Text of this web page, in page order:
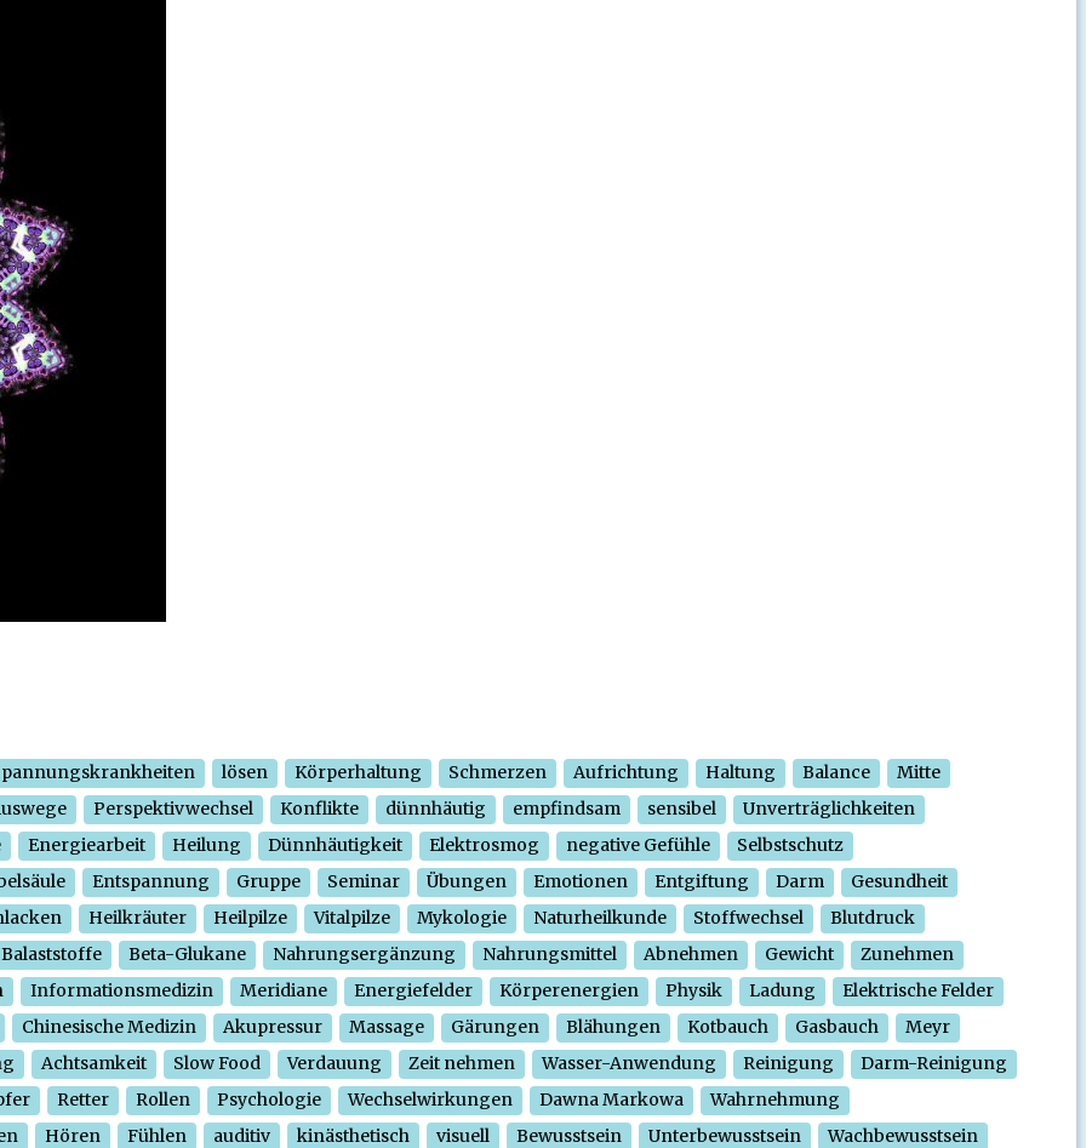
lösen Körperhaltung Schmerzen Aufrichtung Haltung Balance
Mitte
Perspektivwechsel Konflikte dünnhäutig empfindsam sensibel
Unverträglichkeiten
Energiearbeit Heilung Dünnhäutigkeit Elektrosmog negative Gefühle
Selbstschutz
Entspannung Gruppe Seminar Übungen Emotionen Entgiftung Darm
Gesundheit
Heilkräuter Heilpilze Vitalpilze Mykologie Naturheilkunde Stoffwechsel
Blutdruck
Balaststoffe
Beta-Glukane Nahrungsergänzung Nahrungsmittel Abnehmen Gewicht
Zunehmen
Informationsmedizin Meridiane Energiefelder Körperenergien Physik Ladung
Elektrische Felder
Chinesische Medizin
Akupressur Massage Gärungen Blähungen Kotbauch Gasbauch
Meyr
Achtsamkeit Slow Food Verdauung Zeit nehmen Wasser-Anwendung Reinigung
Darm-Reinigung
Retter Rollen Psychologie Wechselwirkungen Dawna Markowa
Wahrnehmung
Hören Fühlen auditiv kinästhetisch visuell Bewusstsein Unterbewusstsein
Wachbewusstsein